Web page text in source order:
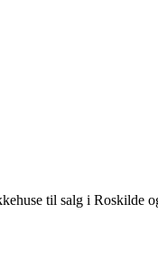
til salg i Roskilde